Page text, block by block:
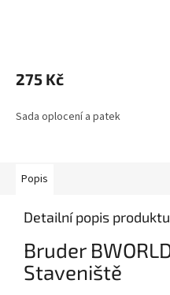
275 Kč
Sada oplocení a patek
Popis
Detailní popis produktu
Bruder
Staveniště